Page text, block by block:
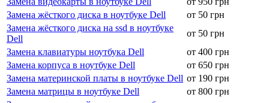
Замена жёсткого диска в ноутбуке Dell
от 50 грн
Замена жёсткого диска на ssd в ноутбуке
Dell
от 50 грн
Замена клавиатуры ноутбука Dell
от 400 грн
Замена корпуса в ноутбуке Dell
от 650 грн
Замена материнской платы в ноутбуке Dell от 190 грн
Замена матрицы в ноутбуке Dell
от 800 грн